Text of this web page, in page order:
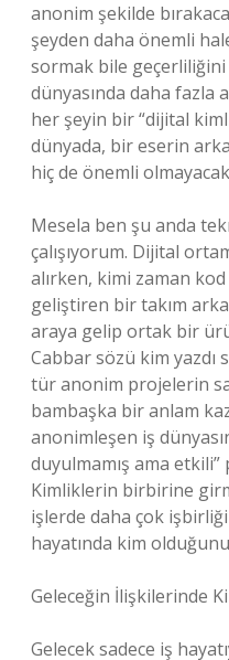
anonim şekilde
şeyden daha önemli
sormak bile
dünyasında daha fazla
her şeyin bir “dijital
dünyada, bir eserin
hiç de önemli
Mesela ben şu anda
çalışıyorum. Dijital
alırken, kimi zaman
geliştiren bir takım
araya gelip ortak bir
Cabbar sözü kim yazdı
tür anonim projelerin
bambaşka bir anlam
anonimleşen iş
duyulmamış ama etkili”
Kimliklerin birbirine
işlerde daha çok
hayatında kim
Geleceğin İlişkilerinde
Gelecek sadece iş